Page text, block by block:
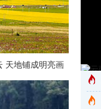
天地铺成明亮画